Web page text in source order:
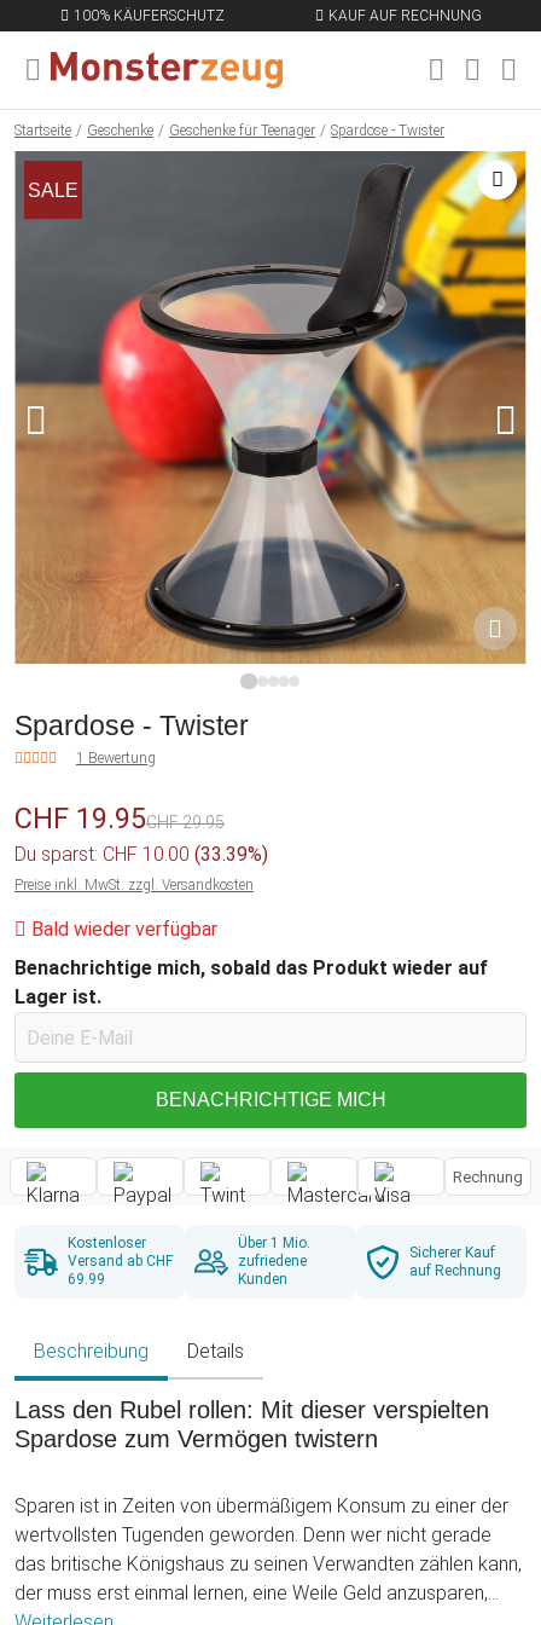
100% KÄUFERSCHUTZ KAUF AUF RECHNUNG
MENÜ SCHLIESSEN
Startseite Geschenke Geschenke für Teenager Spardose - Twister
SALE
Spardose - Twister
1 Bewertung
CHF 19.95CHF 29.95
Du sparst: CHF 10.00 (33.39%)
Preise inkl. MwSt. zzgl. Versandkosten
Bald wieder verfügbar
Benachrichtige mich, sobald das Produkt wieder auf
Lager ist.
BENACHRICHTIGE MICH
Rechnung
Kostenloser
Versand ab CHF
69.99
Über 1 Mio.
zufriedene
Kunden
Sicherer Kauf
auf Rechnung
Beschreibung Details
Lass den Rubel rollen: Mit dieser verspielten
Spardose zum Vermögen twistern
Sparen ist in Zeiten von übermäßigem Konsum zu einer der
wertvollsten Tugenden geworden. Denn wer nicht gerade
das britische Königshaus zu seinen Verwandten zählen kann,
der muss erst einmal lernen, eine Weile Geld anzusparen,